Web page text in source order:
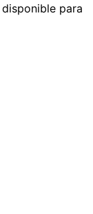
para